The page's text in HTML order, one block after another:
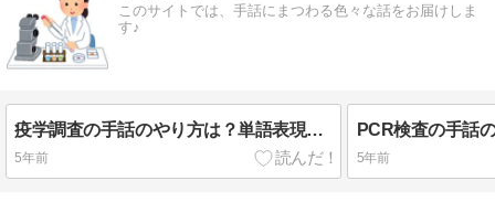
このサイトでは、手話にまつわる色々な話をお届けしま
す♪
疫学調査の手話のやり方は？単語表現を動画で解説します！
5年前 5年前